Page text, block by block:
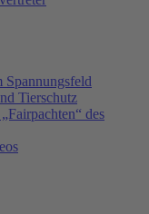
Spannungsfeld
Tierschutz
des